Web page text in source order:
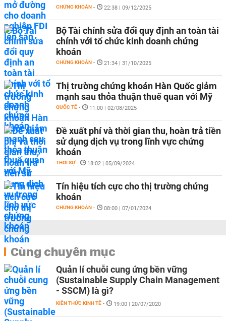
CHỨNG KHOÁN - 22:38 | 09/12/2025
Bộ Tài chính sửa đổi quy định an toàn tài
chính với tổ chức kinh doanh chứng
khoán
CHỨNG KHOÁN - 21:34 | 31/10/2025
Thị trường chứng khoán Hàn Quốc giảm
mạnh sau thỏa thuận thuế quan với Mỹ
QUỐC TẾ - 11:00 | 02/08/2025
Đề xuất phí và thời gian thu, hoàn trả tiền
sử dụng dịch vụ trong lĩnh vực chứng
khoán
THỜI SỰ - 18:02 | 05/09/2024
Tín hiệu tích cực cho thị trường chứng
khoán
CHỨNG KHOÁN - 08:00 | 07/01/2024
Cùng chuyên mục
Quản lí chuỗi cung ứng bền vững
(Sustainable Supply Chain Management
- SSCM) là gì?
KIẾN THỨC KINH TẾ - 19:00 | 20/07/2020